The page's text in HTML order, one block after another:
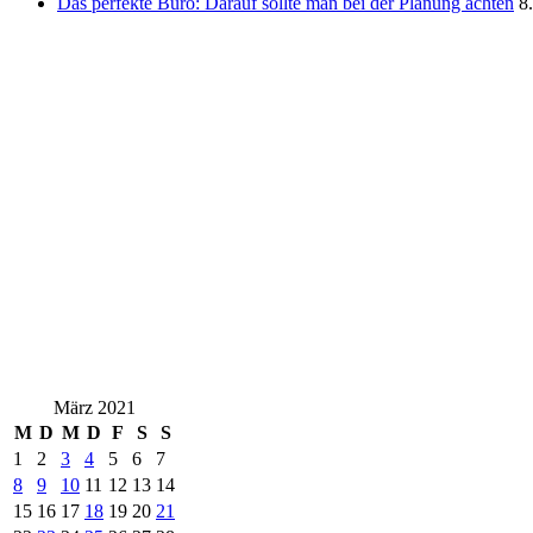
März 2021
M D M D F S
S
1
2 3 4 5 6
7
8
9 10 11 12 13 14
15 16 17 18 19 20 21